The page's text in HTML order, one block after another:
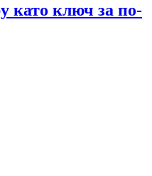
като ключ за по-